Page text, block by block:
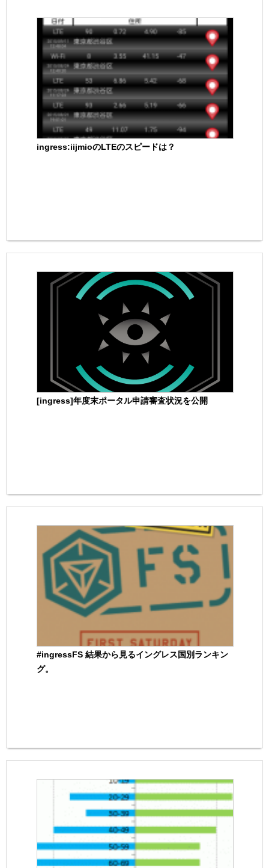
ingress:iijmioのLTEのスピードは？
[ingress]年度末ポータル申請審査状況を公開
#ingressFS 結果から見るイングレス国別ランキン
グ。